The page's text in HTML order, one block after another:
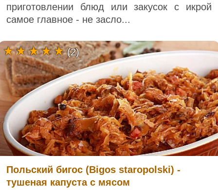
приготовлении блюд или закусок с икрой
самое главное - не засло...
Польский бигос (Bigos staropolski) -
тушеная капуста с мясом
(2)